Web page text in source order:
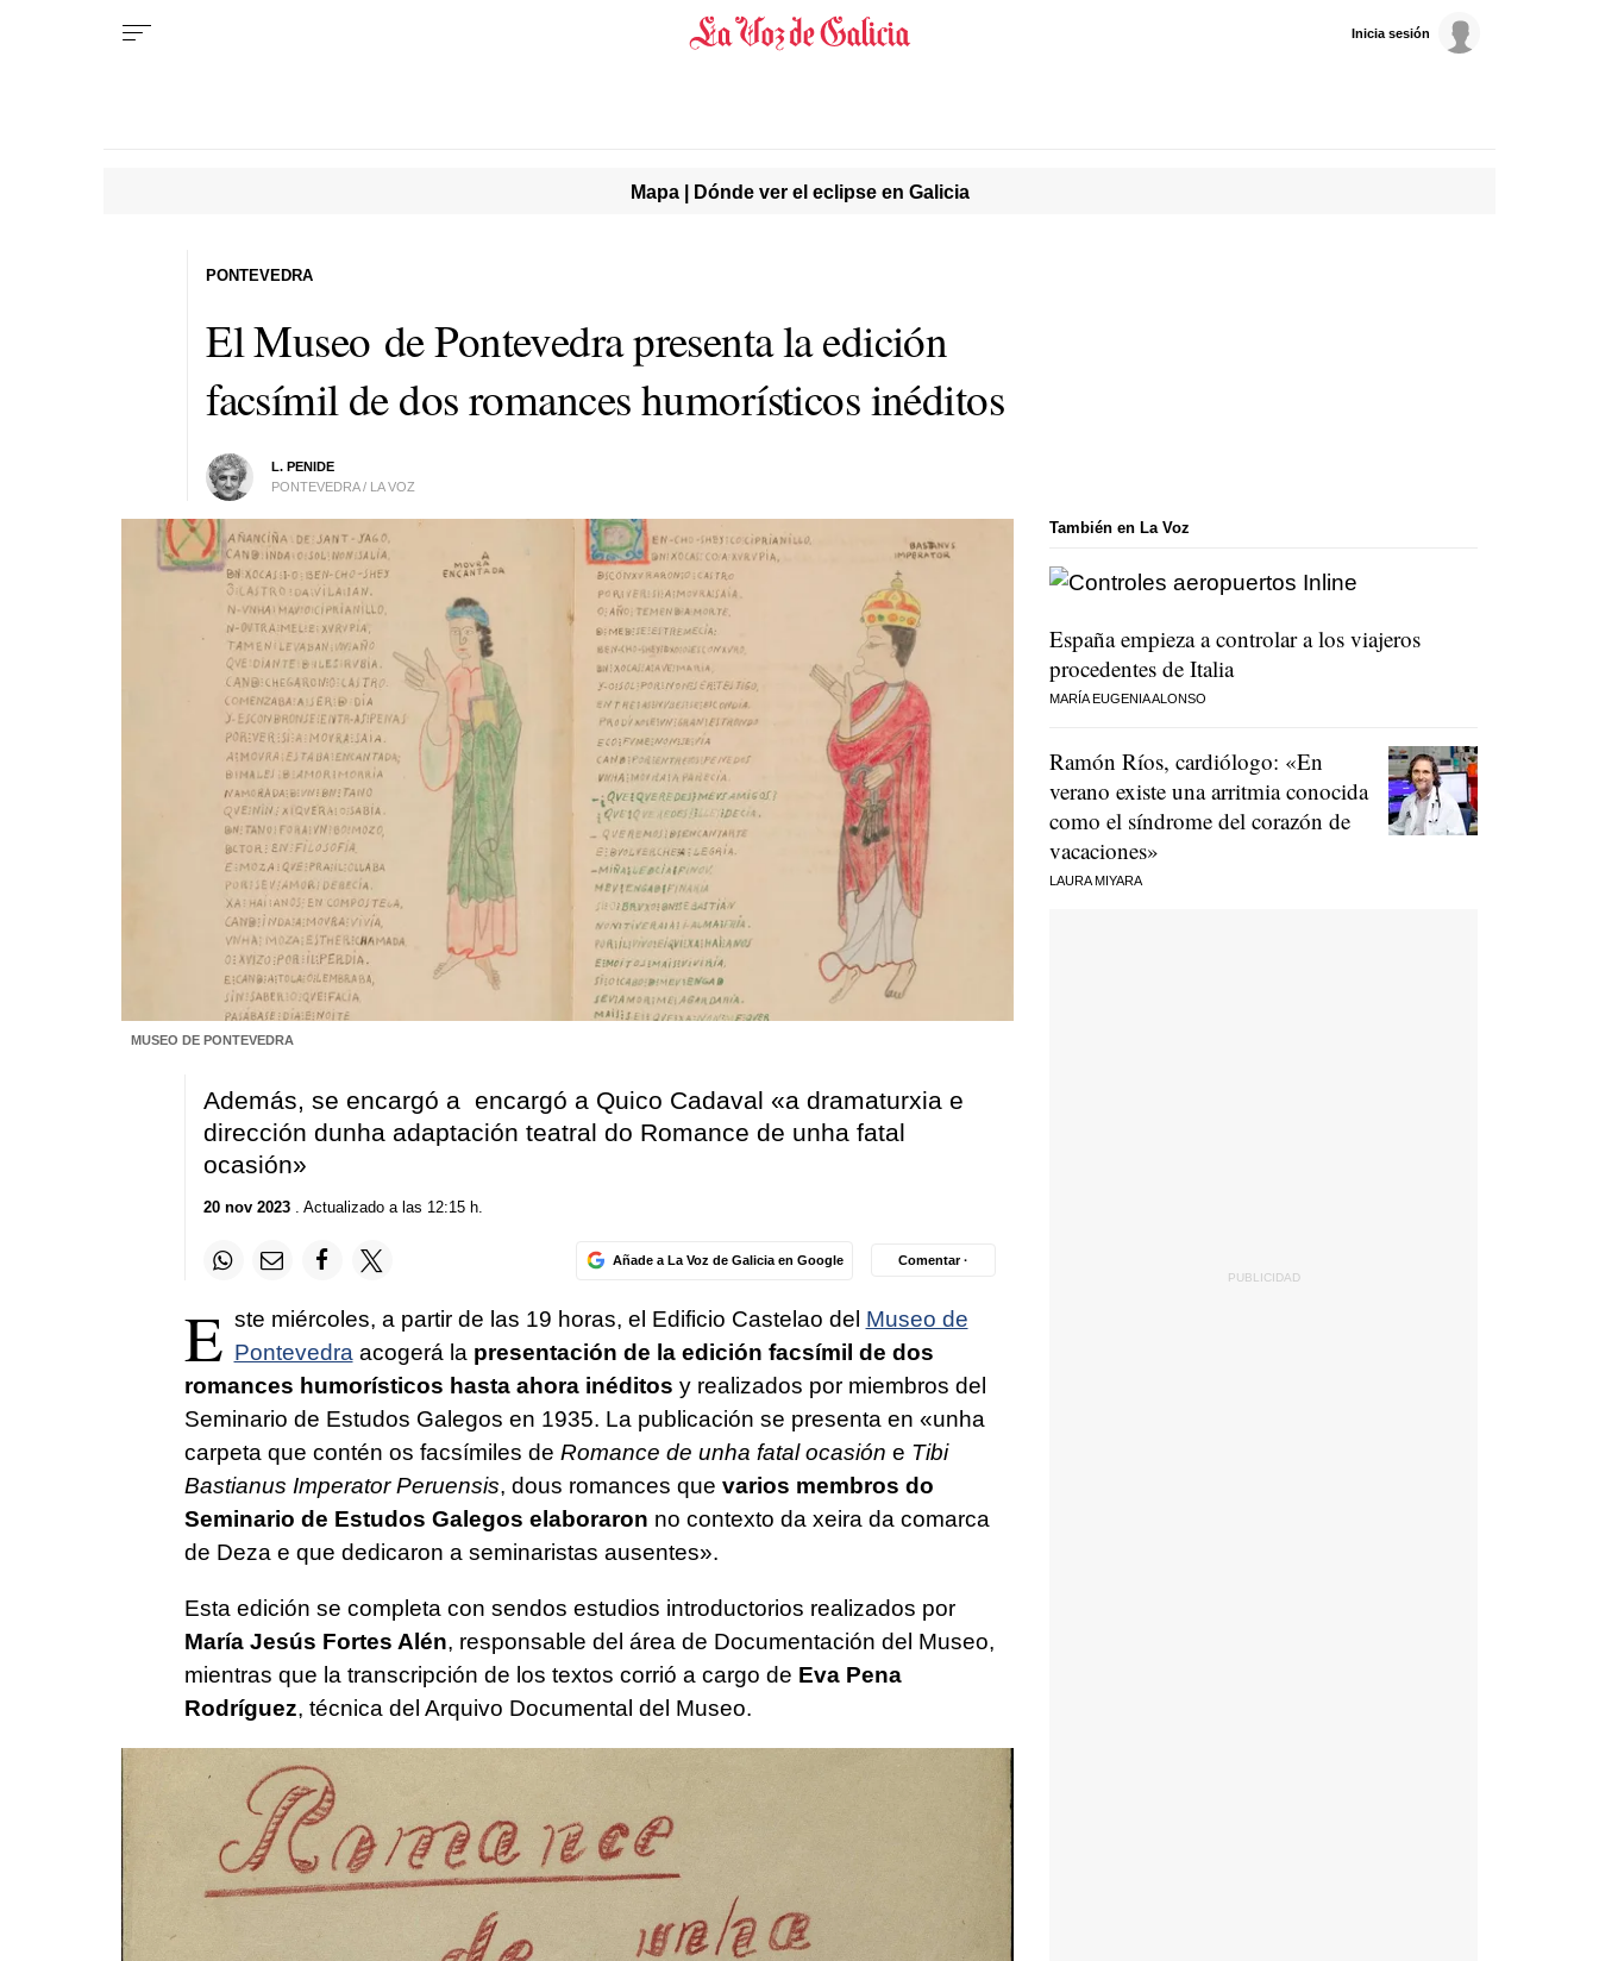
Inicia sesión
Mapa | Dónde ver el eclipse en Galicia
El Museo de Pontevedra presenta la edición
facsímil de dos romances humorísticos inéditos
L. PENIDE
PONTEVEDRA / LA VOZ
PONTEVEDRA
MUSEO DE PONTEVEDRA
Además, se encargó a encargó a Quico Cadaval «a dramaturxia e
dirección dunha adaptación teatral do Romance de unha fatal
ocasión»
20 nov 2023. Actualizado a las 12:15 h.
Añade a La Voz de Galicia en Google Comentar ·
E ste miércoles, a partir de las 19 horas, el Edificio Castelao del Museo de
Pontevedraacogerá la presentación de la edición facsímil de dos
romances humorísticos hasta ahora inéditos y realizados por miembros del
Seminario de Estudos Galegos en 1935. La publicación se presenta en «unha
carpeta que contén os facsímiles de Romance de unha fatal ocasión e Tibi
Bastianus Imperator Peruensis, dous romances que varios membros do
Seminario de Estudos Galegos elaboraron no contexto da xeira da comarca
de Deza e que dedicaron a seminaristas ausentes».
Esta edición se completa con sendos estudios introductorios realizados por
María Jesús Fortes Alén, responsable del área de Documentación del Museo,
mientras que la transcripción de los textos corrió a cargo de Eva Pena
Rodríguez, técnica del Arquivo Documental del Museo.
También en La Voz
España empieza a controlar a los viajeros
procedentes de Italia
MARÍA EUGENIA ALONSO
Ramón Ríos, cardiólogo: «En
verano existe una arritmia conocida
como el síndrome del corazón de
vacaciones»
LAURA MIYARA